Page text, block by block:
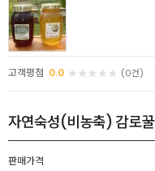
고객평점 0.0 (0건)
자연숙성(비농축) 감로꿀
판매가격